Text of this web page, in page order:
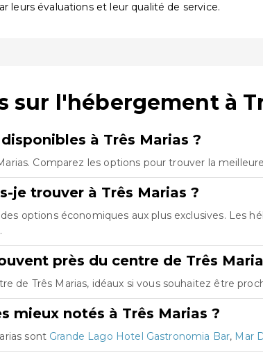
leurs évaluations et leur qualité de service.
sur l'hébergement à
à Três Marias ?
Comparez les options pour trouver la
je trouver à Três Marias ?
options économiques aux plus exclusives. Les
.
près du centre de Três
de Três Marias, idéaux si vous souhaitez être
mieux notés à Três Marias ?
sont Grande Lago Hotel Gastronomia Bar, Mar